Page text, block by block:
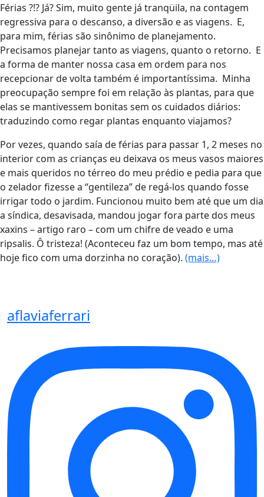
Férias ?!? Já? Sim, muito gente já tranqüila, na contagem
regressiva para o descanso, a diversão e as viagens. E,
para mim, férias são sinônimo de planejamento.
Precisamos planejar tanto as viagens, quanto o retorno. E
a forma de manter nossa casa em ordem para nos
recepcionar de volta também é importantíssima. Minha
preocupação sempre foi em relação às plantas, para que
elas se mantivessem bonitas sem os cuidados diários:
traduzindo como regar plantas enquanto viajamos?
Por vezes, quando saía de férias para passar 1, 2 meses no
interior com as crianças eu deixava os meus vasos maiores
e mais queridos no térreo do meu prédio e pedia para que
o zelador fizesse a “gentileza” de regá-los quando fosse
irrigar todo o jardim. Funcionou muito bem até que um dia
a síndica, desavisada, mandou jogar fora parte dos meus
xaxins – artigo raro – com um chifre de veado e uma
ripsalis. Ô tristeza! (Aconteceu faz um bom tempo, mas até
hoje fico com uma dorzinha no coração). (mais…)
aflaviaferrari